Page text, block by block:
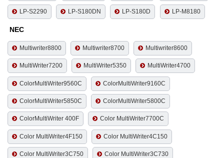
LP-S2290 LP-S180DN LP-S180D LP-M8180
NEC
Multiwriter8800 Multiwriter8700 Multiwriter8600
MultiWriter7200 MultiWriter5350 MultiWriter4700
ColorMultiWriter9560C ColorMultiWriter9160C
ColorMultiWriter5850C ColorMultiWriter5800C
ColorMultiWriter 400F Color MultiWriter7700C
Color MultiWriter4F150 Color MultiWriter4C150
Color MultiWriter3C750 Color MultiWriter3C730